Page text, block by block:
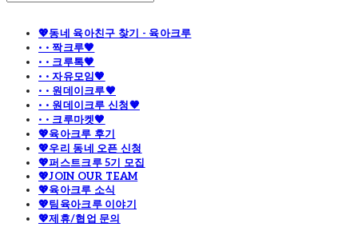
💖동네 육아친구 찾기 - 육아크루
· · 짝크루🧡
· · 크루톡🧡
· · 자유모임🧡
· · 원데이크루🧡
· · 원데이크루 신청🧡
· · 크루마켓🧡
💖육아크루 후기
💖우리 동네 오픈 신청
💖퍼스트크루 5기 모집
💖JOIN OUR TEAM
💖육아크루 소식
💖팀육아크루 이야기
💖제휴/협업 문의